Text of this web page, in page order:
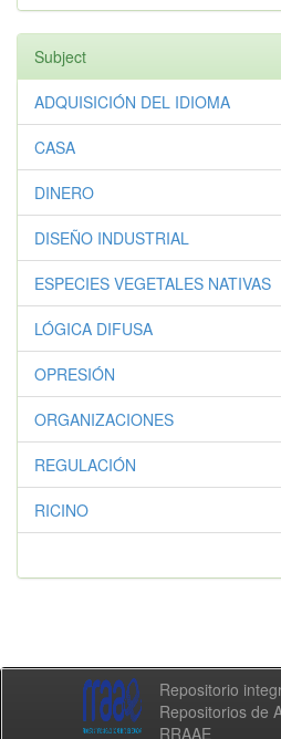
Subject
ADQUISICIÓN DEL IDIOMA
CASA
DINERO
DISEÑO INDUSTRIAL
ESPECIES VEGETALES NATIVAS
LÓGICA DIFUSA
OPRESIÓN
ORGANIZACIONES
REGULACIÓN
RICINO
Repositorio
Repositorios de
RRAAE